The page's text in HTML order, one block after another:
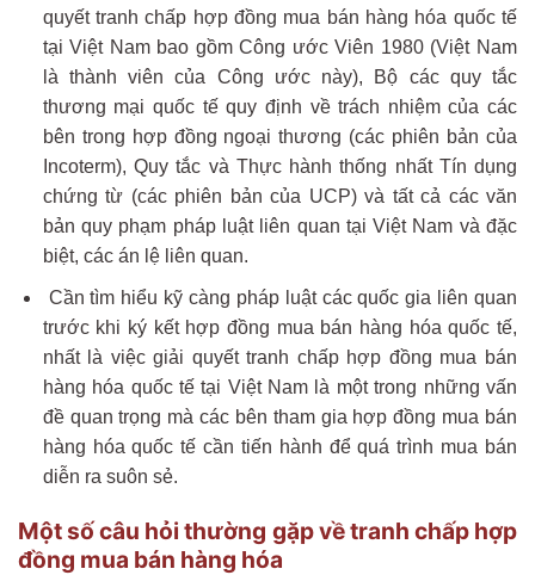
quyết tranh chấp hợp đồng mua bán hàng hóa quốc tế
tại Việt Nam bao gồm Công ước Viên 1980 (Việt Nam
là thành viên của Công ước này), Bộ các quy tắc
thương mại quốc tế quy định về trách nhiệm của các
bên trong hợp đồng ngoại thương (các phiên bản của
Incoterm), Quy tắc và Thực hành thống nhất Tín dụng
chứng từ (các phiên bản của UCP) và tất cả các văn
bản quy phạm pháp luật liên quan tại Việt Nam và đặc
biệt, các án lệ liên quan.
Cần tìm hiểu kỹ càng pháp luật các quốc gia liên quan
trước khi ký kết hợp đồng mua bán hàng hóa quốc tế,
nhất là việc giải quyết tranh chấp hợp đồng mua bán
hàng hóa quốc tế tại Việt Nam là một trong những vấn
đề quan trọng mà các bên tham gia hợp đồng mua bán
hàng hóa quốc tế cần tiến hành để quá trình mua bán
diễn ra suôn sẻ.
Một số câu hỏi thường gặp về tranh chấp hợp
đồng mua bán hàng hóa